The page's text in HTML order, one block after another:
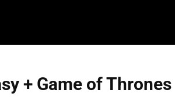
+ Game of Thrones